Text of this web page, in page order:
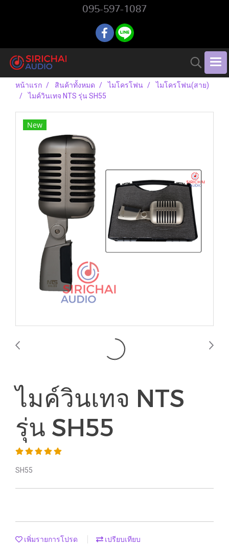
095-597-1087
หน้าแรก สินค้าทั้งหมด ไมโครโฟน
ไมโครโฟน(สาย)
ไมค์วินเทจ NTS รุ่น SH55
New
ไมค์วินเทจ NTS
รุ่น SH55
SH55
เพิ่มรายการโปรด เปรียบเทียบ